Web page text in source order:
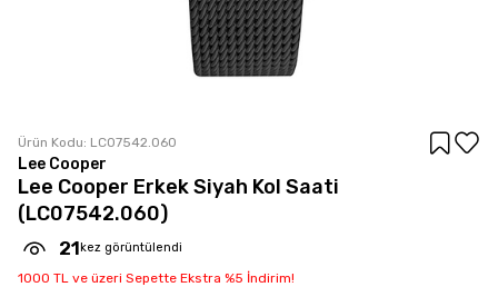
Ürün Kodu: LC07542.060
Lee Cooper
Lee Cooper Erkek Siyah Kol Saati
(LC07542.060)
21 kez görüntülendi
1000 TL ve üzeri Sepette Ekstra %5 İndirim!